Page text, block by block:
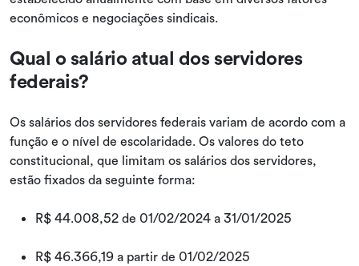
econômicos e negociações sindicais.
Qual o salário atual dos servidores
federais?
Os salários dos servidores federais variam de acordo com a
função e o nível de escolaridade. Os valores do teto
constitucional, que limitam os salários dos servidores,
estão fixados da seguinte forma:
R$ 44.008,52 de 01/02/2024 a 31/01/2025
R$ 46.366,19 a partir de 01/02/2025